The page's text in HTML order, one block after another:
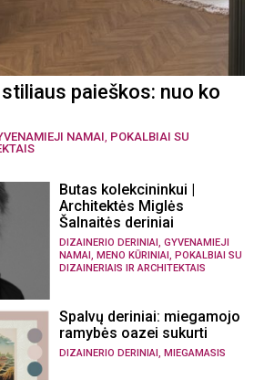
paieškos: nuo ko
NAMAI, POKALBIAI SU
Butas kolekcininkui |
Architektės Miglės
Šalnaitės deriniai
DIZAINERIO DERINIAI , GYVENAMIEJI
NAMAI , MENO KŪRINIAI , POKALBIAI SU
DIZAINERIAIS IR ARCHITEKTAIS
Spalvų deriniai: miegamojo
ramybės oazei sukurti
DIZAINERIO DERINIAI MIEGAMASIS